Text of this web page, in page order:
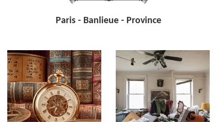
Paris - Banlieue - Province